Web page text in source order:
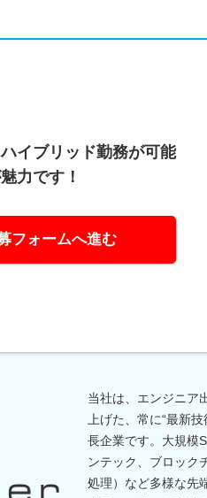
イブリッド勤務が可能
力です！
フォームへ進む
当社は、エンジニア
上げた、常に“最新
長企業です。大規模
ンテック、ブロック
処理）など多様な先